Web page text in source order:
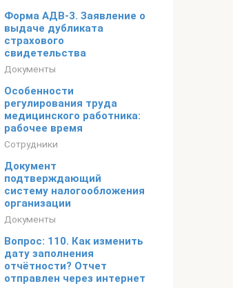
Форма АДВ-3. Заявление о
выдаче дубликата
страхового
свидетельства
Документы
Особенности
регулирования труда
медицинского работника:
рабочее время
Сотрудники
Документ
подтверждающий
систему налогообложения
организации
Документы
Вопрос: 110. Как изменить
дату заполнения
отчётности? Отчет
отправлен через интернет